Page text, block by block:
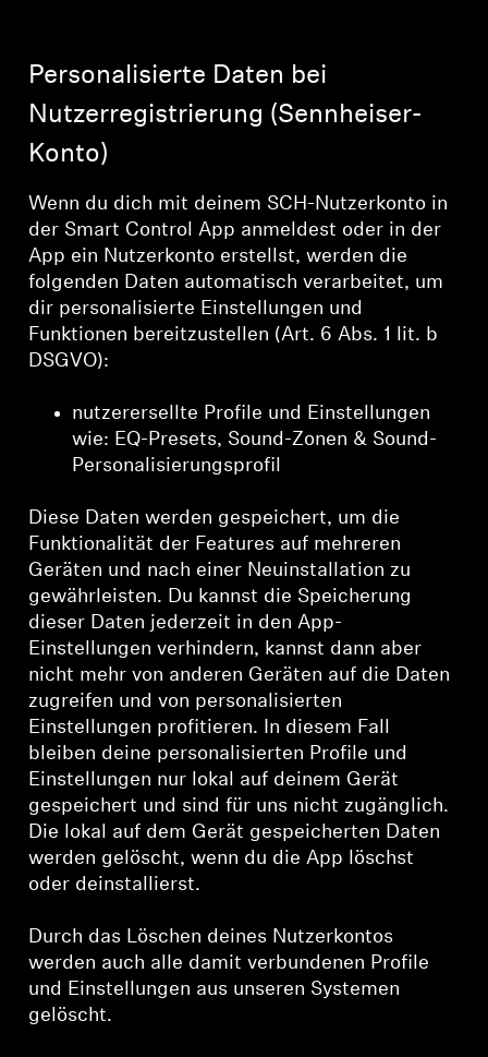
Personalisierte Daten bei
Nutzerregistrierung (Sennheiser-
Konto)
Wenn du dich mit deinem SCH-Nutzerkonto in
der Smart Control App anmeldest oder in der
App ein Nutzerkonto erstellst, werden die
folgenden Daten automatisch verarbeitet, um
dir personalisierte Einstellungen und
Funktionen bereitzustellen (Art. 6 Abs. 1 lit. b
DSGVO):
nutzerersellte Profile und Einstellungen
wie: EQ-Presets, Sound-Zonen & Sound-
Personalisierungsprofil
Diese Daten werden gespeichert, um die
Funktionalität der Features auf mehreren
Geräten und nach einer Neuinstallation zu
gewährleisten. Du kannst die Speicherung
dieser Daten jederzeit in den App-
Einstellungen verhindern, kannst dann aber
nicht mehr von anderen Geräten auf die Daten
zugreifen und von personalisierten
Einstellungen profitieren. In diesem Fall
bleiben deine personalisierten Profile und
Einstellungen nur lokal auf deinem Gerät
gespeichert und sind für uns nicht zugänglich.
Die lokal auf dem Gerät gespeicherten Daten
werden gelöscht, wenn du die App löschst
oder deinstallierst.
Durch das Löschen deines Nutzerkontos
werden auch alle damit verbundenen Profile
und Einstellungen aus unseren Systemen
gelöscht.